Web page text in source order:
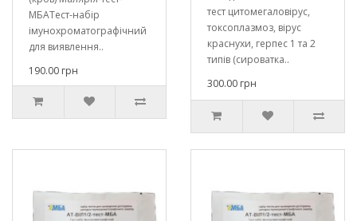
МБАТест-набір
імунохроматографічний
для виявлення..
190.00 грн
тест цитомегаловірус,
токсоплазмоз, вірус
краснухи, герпес 1 та 2
типів (сироватка..
300.00 грн